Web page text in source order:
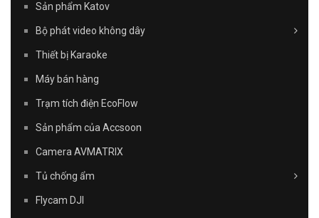
Sản phẩm Katov
Bộ phát video không dây
Thiết bị Karaoke
Máy bán hàng
Trạm tích điện EcoFlow
Sản phẩm của Accsoon
Camera AVMATRIX
Tủ chống ẩm
Flycam DJI